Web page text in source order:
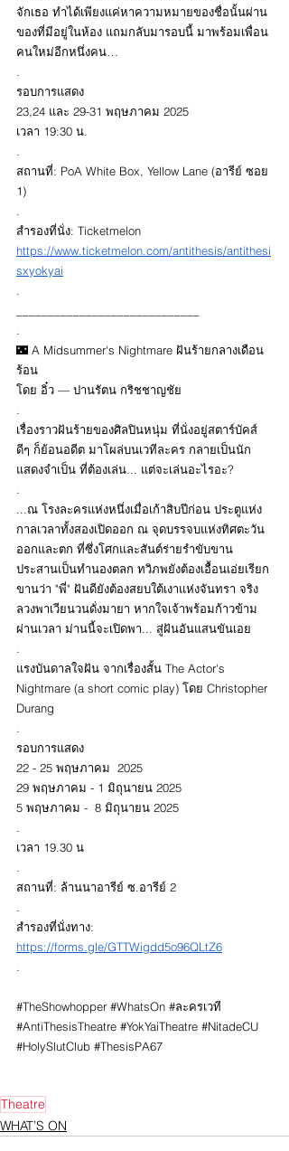
จักเธอ ทำได้เพียงแค่หาความหมายของชื่อนั้นผ่าน
ของที่มีอยู่ในห้อง แถมกลับมารอบนี้ มาพร้อมเพื่อน
คนใหม่อีกหนึ่งคน…
.
รอบการแสดง
23,24 และ 29-31 พฤษภาคม 2025
เวลา 19:30 น.
.
สถานที่: PoA White Box, Yellow Lane (อารีย์ ซอย
1)
.
สำรองที่นั่ง: Ticketmelon
https://www.ticketmelon.com/antithesis/antithesi
sxyokyai
.
.
🌃 A Midsummer's Nightmare ฝันร้ายกลางเดือน
ร้อน
โดย อิ๋ว — ปานรัตน กริชชาญชัย
.
เรื่องราวฝันร้ายของศิลปินหนุ่ม ที่นั่งอยู่สตาร์บัคส์
ดีๆ ก็ย้อนอดีต มาโผล่บนเวทีละคร กลายเป็นนัก
แสดงจำเป็น ที่ต้องเล่น... แต่จะเล่นอะไรอะ?
.
...ณ โรงละครแห่งหนึ่งเมื่อเก้าสิบปีก่อน ประตูแห่ง
กาลเวลาทั้งสองเปิดออก ณ จุดบรรจบแห่งทิศตะวัน
ออกและตก ที่ซึ่งโศกและสันต์ร่ายรำขับขาน
ประสานเป็นทำนองตลก ทวิภพยังต้องเอื้อนเอ่ยเรียก
ขานว่า "พี่" ฝันดียังต้องสยบใต้เงาแห่งจันทรา จริง
ลวงพาเวียนวนดั่งมายา หากใจเจ้าพร้อมก้าวข้าม
ผ่านเวลา ม่านนี้จะเปิดพา... สู่ฝันอันแสนขันเอย
.
แรงบันดาลใจฝัน จากเรื่องสั้น The Actor's
Nightmare (a short comic play) โดย Christopher
Durang
.
รอบการแสดง
22 - 25 พฤษภาคม  2025
29 พฤษภาคม - 1 มิถุนายน 2025
5 พฤษภาคม -  8 มิถุนายน 2025
.
เวลา 19.30 น
.
สถานที่: ล้านนาอารีย์ ซ.อารีย์ 2
.
สำรองที่นั่งทาง:
https://forms.gle/GTTWigdd5o96QLtZ6
.
#TheShowhopper #WhatsOn #ละครเวท
#AntiThesisTheatre #YokYaiTheatre #NitadeCU
#HolySlutClub #ThesisPA67
Theatre
WHAT’S ON